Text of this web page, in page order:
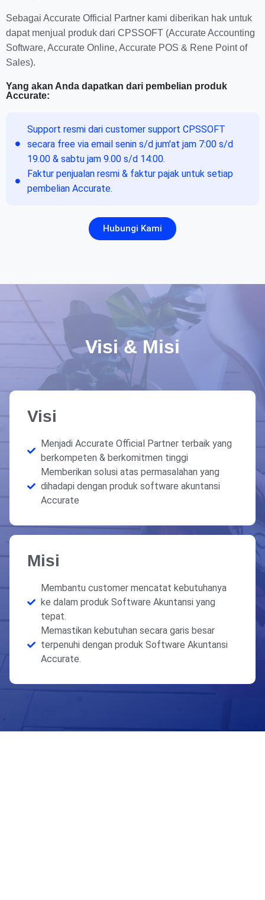
Sebagai Accurate Official Partner kami diberikan hak untuk
dapat menjual produk dari CPSSOFT (Accurate Accounting
Software, Accurate Online, Accurate POS & Rene Point of
Sales).
Yang akan Anda dapatkan dari pembelian produk
Accurate:
Support resmi dari customer support CPSSOFT
secara free via email senin s/d jum'at jam 7:00 s/d
19.00 & sabtu jam 9.00 s/d 14:00.
Faktur penjualan resmi & faktur pajak untuk setiap
pembelian Accurate.
Hubungi Kami
Visi & Misi
Visi
Menjadi Accurate Official Partner terbaik yang
berkompeten & berkomitmen tinggi
Memberikan solusi atas permasalahan yang
dihadapi dengan produk software akuntansi
Accurate
Misi
Membantu customer mencatat kebutuhanya
ke dalam produk Software Akuntansi yang
tepat.
Memastikan kebutuhan secara garis besar
terpenuhi dengan produk Software Akuntansi
Accurate.